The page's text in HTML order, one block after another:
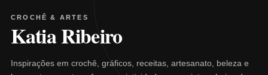
CROCHÊ & ARTES
Katia Ribeiro
Inspirações em crochê, gráficos, receitas, artesanato, beleza e